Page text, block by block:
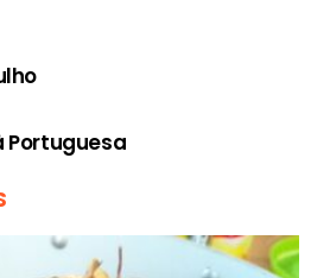
Portuguesa